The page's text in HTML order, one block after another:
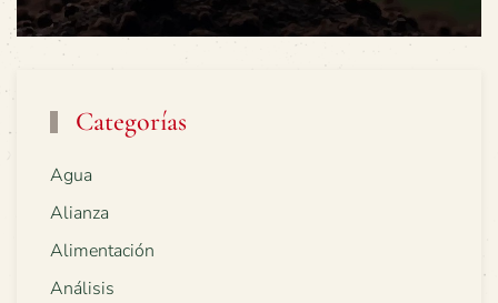
Categorías
Agua
Alianza
Alimentación
Análisis